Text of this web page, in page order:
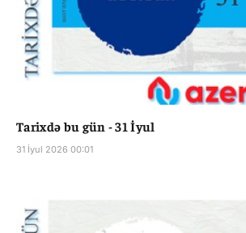
Tarixdə bu gün - 31 İyul
31 İyul 2026 00:01